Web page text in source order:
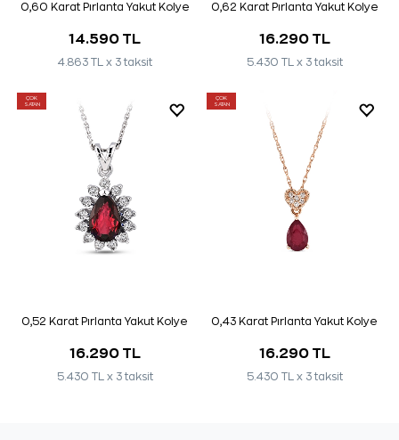
0,60 Karat Pırlanta Yakut Kolye
14.590 TL
4.863 TL x 3 taksit
0,62 Karat Pırlanta Yakut Kolye
16.290 TL
5.430 TL x 3 taksit
ÇOK
SATAN
0,52 Karat Pırlanta Yakut Kolye
16.290 TL
5.430 TL x 3 taksit
ÇOK
SATAN
0,43 Karat Pırlanta Yakut Kolye
16.290 TL
5.430 TL x 3 taksit